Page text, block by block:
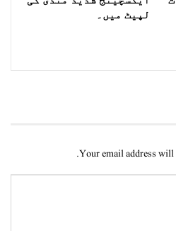
لپیٹ میں۔
Your email address will